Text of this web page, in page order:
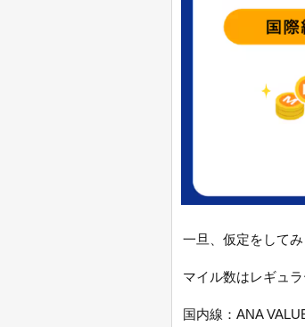
一旦、仮定をしてみ
マイル数はレギュ
国内線：ANA